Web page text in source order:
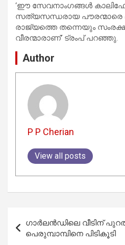
‘ഈ സേവനാംഗങ്ങള്‍
സത്യസന്ധരായ പൗരന്മാരെ
രാജ്യത്തെ തന്നെയും
വീരന്മാരാണ്’ ട്രംപ് പറഞ്ഞു.
Author
P P Cherian
View all posts
navigation
ഗാർലൻഡിലെ വീടിന്
പെരുമ്പാമ്പിനെ പിടികൂടി